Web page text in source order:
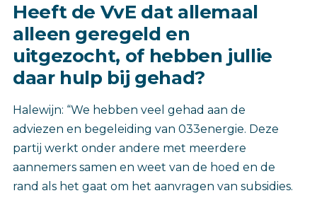
Heeft de VvE dat allemaal
alleen geregeld en
uitgezocht, of hebben jullie
daar hulp bij gehad?
Halewijn: “We hebben veel gehad aan de
adviezen en begeleiding van 033energie. Deze
partij werkt onder andere met meerdere
aannemers samen en weet van de hoed en de
rand als het gaat om het aanvragen van subsidies.